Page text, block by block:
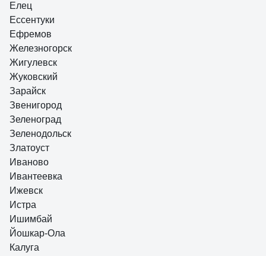
Елец
Ессентуки
Ефремов
Железногорск
Жигулевск
Жуковский
Зарайск
Звенигород
Зеленоград
Зеленодольск
Златоуст
Иваново
Ивантеевка
Ижевск
Истра
Ишимбай
Йошкар-Ола
Калуга